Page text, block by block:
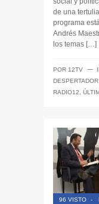
de una
programa
Andrés
los temas […]
POR 12TV ─
RADIO12
96 VISTO -